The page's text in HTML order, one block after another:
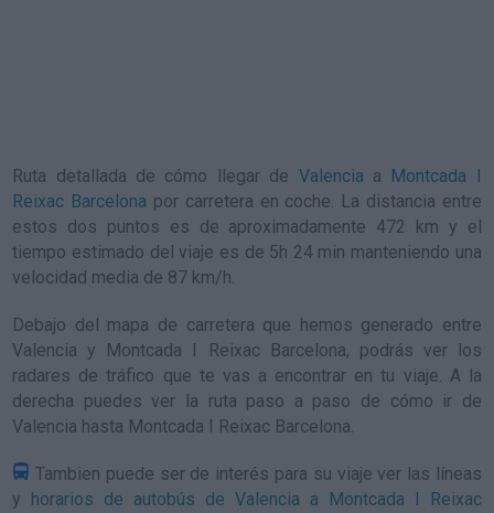
Ruta detallada de cómo llegar de Valencia a Montcada I
Reixac Barcelona por carretera en coche. La distancia entre
estos dos puntos es de aproximadamente 472 km y el
tiempo estimado del viaje es de 5h 24 min manteniendo una
velocidad media de 87 km/h.
Debajo del mapa de carretera que hemos generado entre
Valencia y Montcada I Reixac Barcelona, podrás ver los
radares de tráfico que te vas a encontrar en tu viaje. A la
derecha puedes ver la ruta paso a paso de cómo ir de
Valencia hasta Montcada I Reixac Barcelona.
Tambien puede ser de interés para su viaje ver las líneas
y horarios de autobús de Valencia a Montcada I Reixac